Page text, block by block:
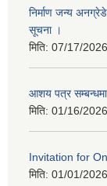
निर्माण जन्य
सूचना ।
मिति: 07/17/
आशय पत्र
मिति: 01/16/
Invitation for
मिति: 01/01/